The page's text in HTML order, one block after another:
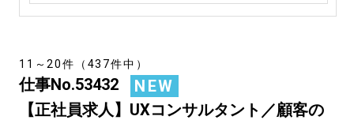
11～20件（437件中）
仕事No.53432
NEW
【正社員求人】UXコンサルタント／顧客の